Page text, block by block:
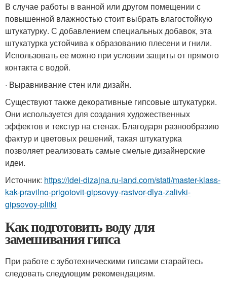
В случае работы в ванной или другом помещении с
повышенной влажностью стоит выбрать влагостойкую
штукатурку. С добавлением специальных добавок, эта
штукатурка устойчива к образованию плесени и гнили.
Использовать ее можно при условии защиты от прямого
контакта с водой.
· Выравнивание стен или дизайн.
Существуют также декоративные гипсовые штукатурки.
Они используется для создания художественных
эффектов и текстур на стенах. Благодаря разнообразию
фактур и цветовых решений, такая штукатурка
позволяет реализовать самые смелые дизайнерские
идеи.
Источник: https://idei-dizajna.ru-land.com/stati/master-klass-
kak-pravilno-prigotovit-gipsovyy-rastvor-dlya-zalivki-
gipsovoy-plitki
Как подготовить воду для
замешивания гипса
При работе с зуботехническими гипсами старайтесь
следовать следующим рекомендациям.